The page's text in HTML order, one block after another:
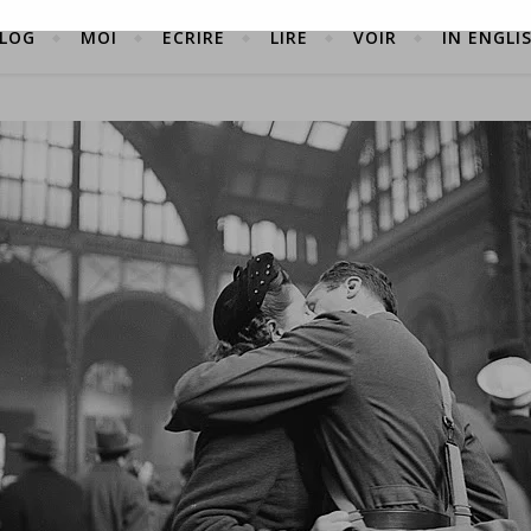
MOI ÉCRIRE LIRE VOIR IN